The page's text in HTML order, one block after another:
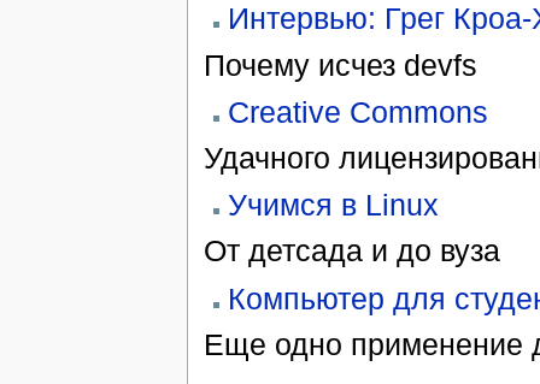
Интервью: Грег
Почему исчез devfs
Creative Commons
Удачного
Учимся в Linux
От детсада и до вуза
Компьютер для
Еще одно применение